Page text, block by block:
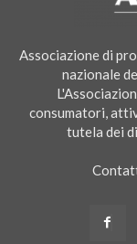
Associazione di
nazionale
consumatori,
tutela dei